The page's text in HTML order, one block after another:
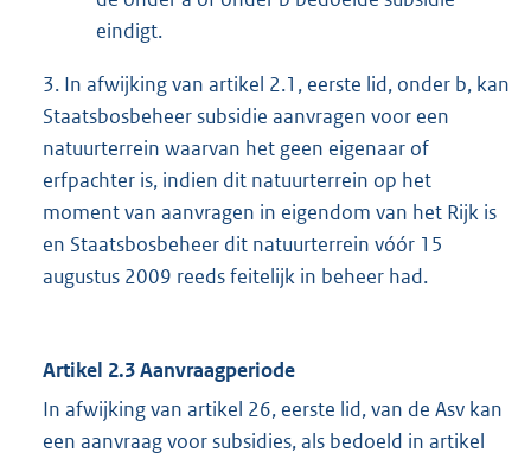
eindigt.
3. In afwijking van artikel 2.1, eerste lid, onder b, kan
Staatsbosbeheer subsidie aanvragen voor een
natuurterrein waarvan het geen eigenaar of
erfpachter is, indien dit natuurterrein op het
moment van aanvragen in eigendom van het Rijk is
en Staatsbosbeheer dit natuurterrein vóór 15
augustus 2009 reeds feitelijk in beheer had.
Artikel 2.3 Aanvraagperiode
In afwijking van artikel 26, eerste lid, van de Asv kan
een aanvraag voor subsidies, als bedoeld in artikel